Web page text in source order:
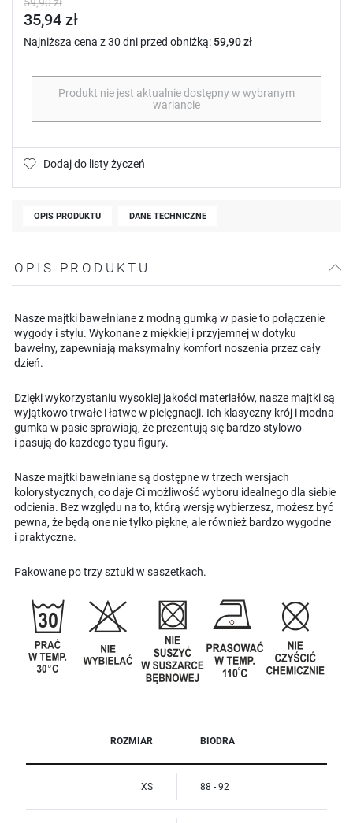
35,94 zł
Najniższa cena z 30 dni przed obniżką: 59,90 zł
Produkt nie jest aktualnie dostępny w wybranym
wariancie
Dodaj do listy życzeń
OPIS PRODUKTU DANE TECHNICZNE
OPIS PRODUKTU
Nasze majtki bawełniane z modną gumką w pasie to połączenie
wygody i stylu. Wykonane z miękkiej i przyjemnej w dotyku
bawełny, zapewniają maksymalny komfort noszenia przez cały
dzień.
Dzięki wykorzystaniu wysokiej jakości materiałów, nasze majtki są
wyjątkowo trwałe i łatwe w pielęgnacji. Ich klasyczny krój i modna
gumka w pasie sprawiają, że prezentują się bardzo stylowo
i pasują do każdego typu figury.
Nasze majtki bawełniane są dostępne w trzech wersjach
kolorystycznych, co daje Ci możliwość wyboru idealnego dla siebie
odcienia. Bez względu na to, którą wersję wybierzesz, możesz być
pewna, że będą one nie tylko piękne, ale również bardzo wygodne
i praktyczne.
Pakowane po trzy sztuki w saszetkach.
ROZMIAR BIODRA
XS 88 - 92